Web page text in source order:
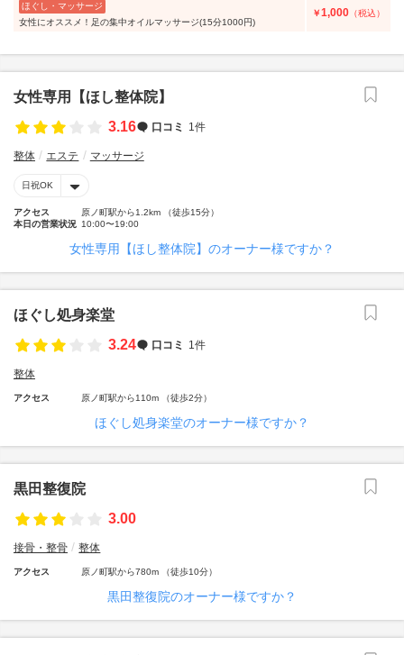
ほぐし・マッサージ
女性にオススメ！足の集中オイルマッサージ(15分1000円)
￥1,000 （税込）
女性専用【ほし整体院】
3.16
口コミ 1件
整体 エステ マッサージ
日祝OK
アクセス
原ノ町駅から1.2km （徒歩15分）
本日の営業状況 10:00〜19:00
女性専用【ほし整体院】のオーナー様ですか？
ほぐし処身楽堂
3.24
口コミ 1件
整体
アクセス 原ノ町駅から110m （徒歩2分）
ほぐし処身楽堂のオーナー様ですか？
黒田整復院
3.00
接骨・整骨 整体
アクセス 原ノ町駅から780m （徒歩10分）
黒田整復院のオーナー様ですか？